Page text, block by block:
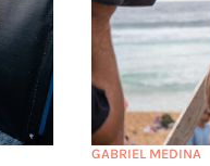
GABRIEL MEDINA